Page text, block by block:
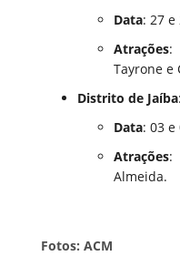
Data: 27
Atrações:
Tayrone e
Distrito de Jaíba:
Data: 03
Atrações:
Almeida.
Fotos: ACM